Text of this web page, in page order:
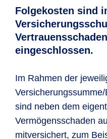
Folgekosten sind
eingeschlossen.
Im Rahmen der
sind neben dem
Vermögensschaden
mitversichert, zum